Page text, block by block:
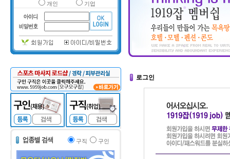
개인 기업
구직 구인
로그인